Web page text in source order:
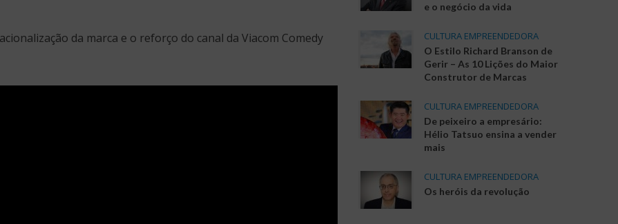
da marca e o reforço do canal da Viacom Comedy
e o negócio da vida
CULTURA EMPREENDEDORA
O Estilo Richard Branson de
Gerir – As 10 Lições do Maior
Construtor de Marcas
CULTURA EMPREENDEDORA
De peixeiro a empresário:
Hélio Tatsuo ensina a vender
mais
CULTURA EMPREENDEDORA
Os heróis da revolução